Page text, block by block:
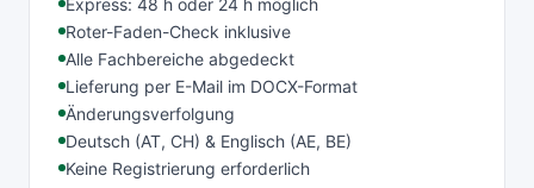
Express: 48 h oder 24 h möglich
Roter-Faden-Check inklusive
Alle Fachbereiche abgedeckt
Lieferung per E-Mail im DOCX-Format
Änderungsverfolgung
Deutsch (AT, CH) & Englisch (AE, BE)
Keine Registrierung erforderlich